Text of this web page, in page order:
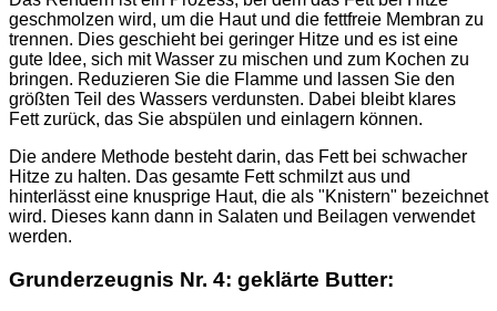
geschmolzen wird, um die Haut und die fettfreie Membran zu
trennen. Dies geschieht bei geringer Hitze und es ist eine
gute Idee, sich mit Wasser zu mischen und zum Kochen zu
bringen. Reduzieren Sie die Flamme und lassen Sie den
größten Teil des Wassers verdunsten. Dabei bleibt klares
Fett zurück, das Sie abspülen und einlagern können.
Die andere Methode besteht darin, das Fett bei schwacher
Hitze zu halten. Das gesamte Fett schmilzt aus und
hinterlässt eine knusprige Haut, die als "Knistern" bezeichnet
wird. Dieses kann dann in Salaten und Beilagen verwendet
werden.
Grunderzeugnis Nr. 4: geklärte Butter: